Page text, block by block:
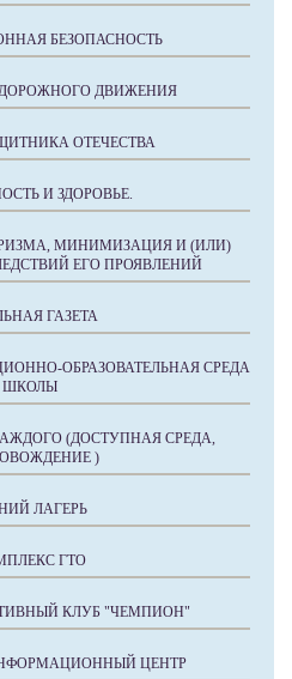
БЕЗОПАСНОСТЬ
ДВИЖЕНИЯ
ОТЕЧЕСТВА
И ЗДОРОВЬЕ.
МИНИМИЗАЦИЯ И (ИЛИ)
ЕГО ПРОЯВЛЕНИЙ
ГАЗЕТА
ОБРАЗОВАТЕЛЬНАЯ СРЕДА
ШКОЛЫ
(ДОСТУПНАЯ СРЕДА,
)
ЛАГЕРЬ
ГТО
КЛУБ "ЧЕМПИОН"
ЦЕНТР